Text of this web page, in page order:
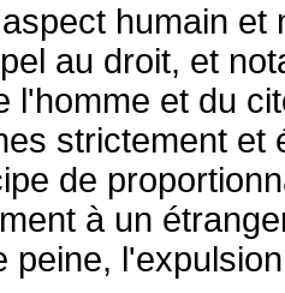
humain
au droit, et
l'homme et du
strictement
de
à un
peine,